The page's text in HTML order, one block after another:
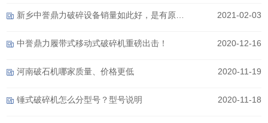
新乡中誉鼎力破碎设备销量如此好，是有原因的！ 2021-02-03
中誉鼎力履带式移动式破碎机重磅出击！ 2020-12-16
河南破石机哪家质量、价格更低 2020-11-19
锤式破碎机怎么分型号？型号说明 2020-11-18